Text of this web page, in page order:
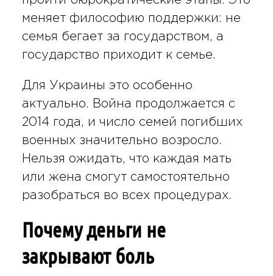
меняет философию поддержки: не
семья бегает за государством, а
государство приходит к семье.
Для Украины это особенно
актуально. Война продолжается с
2014 года, и число семей погибших
военных значительно возросло.
Нельзя ожидать, что каждая мать
или жена смогут самостоятельно
разобраться во всех процедурах.
Почему деньги не
закрывают боль